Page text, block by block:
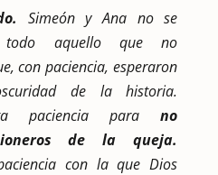
Simeón y Ana no se
todo aquello que no
con paciencia, esperaron
de la historia.
paciencia parano
de la queja.
con la que Dios